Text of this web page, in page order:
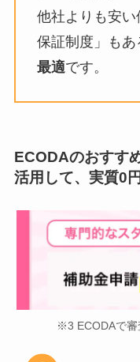
他社よりも安
保証制度」もあ
最適です。
ECODAのおすす
活用して、実質0
※3 ECODAで審